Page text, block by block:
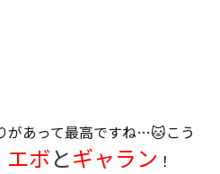
があって最高ですね…🐱こう
エボとギャラン ！